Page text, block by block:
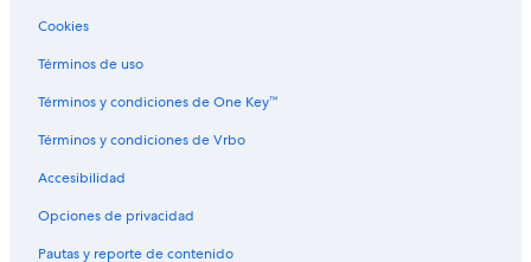
Hoteles gay friendly en Praga
Hoteles de senderismo en Praga
Hoteles para fumadores en Praga
Hoteles que aceptan mascotas en Praga
Cookies
Términos de uso
Términos y condiciones de One Key™
Términos y condiciones de Vrbo
Accesibilidad
Opciones de privacidad
Pautas y reporte de contenido